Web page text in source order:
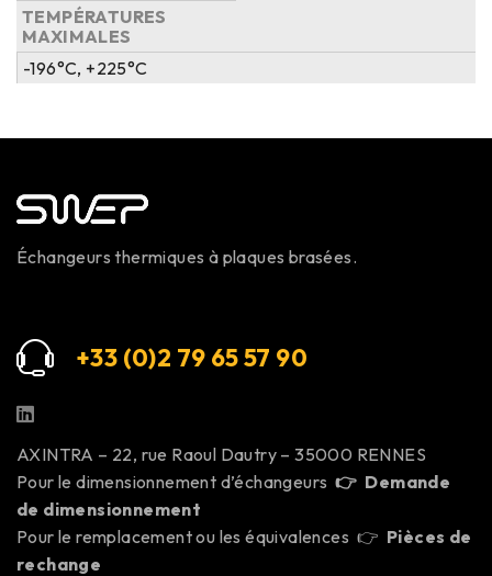
TEMPÉRATURES
MAXIMALES
-196°C, +225°C
Échangeurs thermiques à plaques brasées.
+33 (0)2 79 65 57 90
AXINTRA – 22, rue Raoul Dautry – 35000 RENNES
Pour le dimensionnement d’échangeurs👉 Demande
de dimensionnement
Pour le remplacement ou les équivalences 👉 Pièces de
rechange